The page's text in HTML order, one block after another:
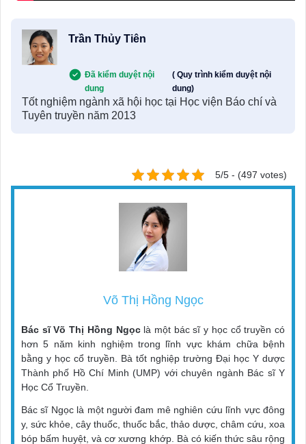
Trần Thủy Tiên
Đã kiểm duyệt nội
dung
( Quy trình kiểm duyệt nội
dung)
Tốt nghiệm ngành xã hội học tại Học viện Báo chí và
Tuyên truyền năm 2013
5/5 - (497 votes)
Võ Thị Hồng Ngọc
Bác sĩ Võ Thị Hồng Ngọclà một bác sĩ y học cổ truyền có
hơn 5 năm kinh nghiệm trong lĩnh vực khám chữa bệnh
bằng y học cổ truyền. Bà tốt nghiệp trường Đại học Y dược
Thành phố Hồ Chí Minh (UMP) với chuyên ngành Bác sĩ Y
Học Cổ Truyền.
Bác sĩ Ngọc là một người đam mê nghiên cứu lĩnh vực đông
y, sức khỏe, cây thuốc, thuốc bắc, thảo dược, châm cứu, xoa
bóp bấm huyệt, và cơ xương khớp. Bà có kiến thức sâu rộng